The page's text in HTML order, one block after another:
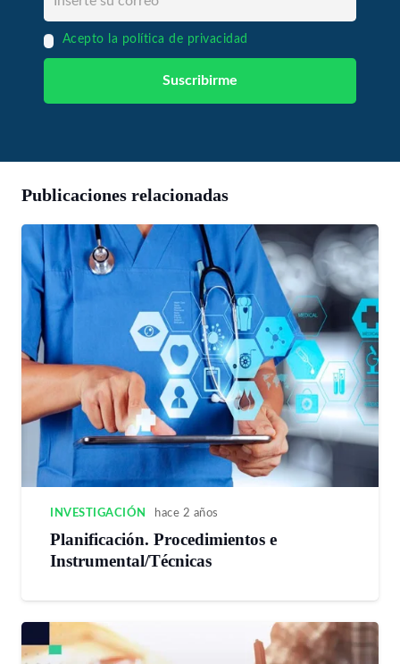
Acepto la política de privacidad
Publicaciones relacionadas
INVESTIGACIÓN hace 2 años
Planificación. Procedimientos e
Instrumental/Técnicas